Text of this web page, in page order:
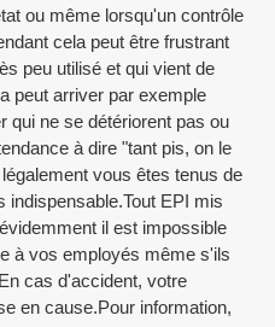
ou même lorsqu'un contrôle
cela peut être frustrant
peu utilisé et qui vient de
peut arriver par exemple
qui ne se détériorent pas ou
à dire "tant pis, on le
vous êtes tenus de
indispensable.Tout EPI mis
il est impossible
à vos employés même s'ils
cas d'accident, votre
en cause.Pour information,